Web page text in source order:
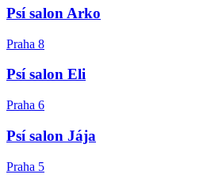
Psí salon Arko
Praha 8
Psí salon Eli
Praha 6
Psí salon Jája
Praha 5